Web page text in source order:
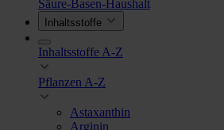
Säure-Basen-Haushalt
Inhaltsstoffe
Inhaltsstoffe A-Z
Pflanzen A-Z
Astaxanthin
Arginin